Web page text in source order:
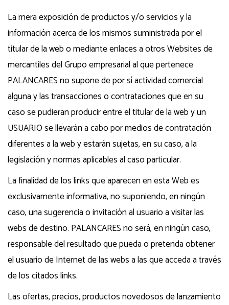
La mera exposición de productos y/o servicios y la
información acerca de los mismos suministrada por el
titular de la web o mediante enlaces a otros Websites de
mercantiles del Grupo empresarial al que pertenece
PALANCARES no supone de por sí actividad comercial
alguna y las transacciones o contrataciones que en su
caso se pudieran producir entre el titular de la web y un
USUARIO se llevarán a cabo por medios de contratación
diferentes a la web y estarán sujetas, en su caso, a la
legislación y normas aplicables al caso particular.
La finalidad de los links que aparecen en esta Web es
exclusivamente informativa, no suponiendo, en ningún
caso, una sugerencia o invitación al usuario a visitar las
webs de destino. PALANCARES no será, en ningún caso,
responsable del resultado que pueda o pretenda obtener
el usuario de Internet de las webs a las que acceda a través
de los citados links.
Las ofertas, precios, productos novedosos de lanzamiento